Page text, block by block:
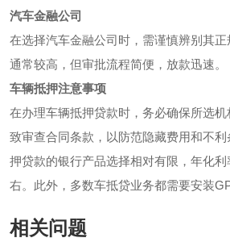
汽车金融公司
在选择汽车金融公司时，需谨慎辨别其
通常较高，但审批流程简便，放款迅速。
车辆抵押注意事项
在办理车辆抵押贷款时，务必确保所选
致审查合同条款，以防范隐藏费用和不
押贷款的银行产品选择相对有限，年化
右。此外，多数车抵贷业务都需要安装
相关问题